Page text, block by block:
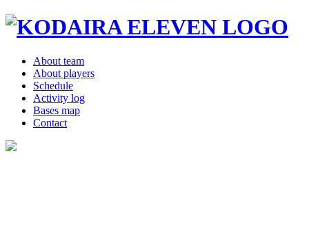
About team
About players
Schedule
Activity log
Bases map
Contact